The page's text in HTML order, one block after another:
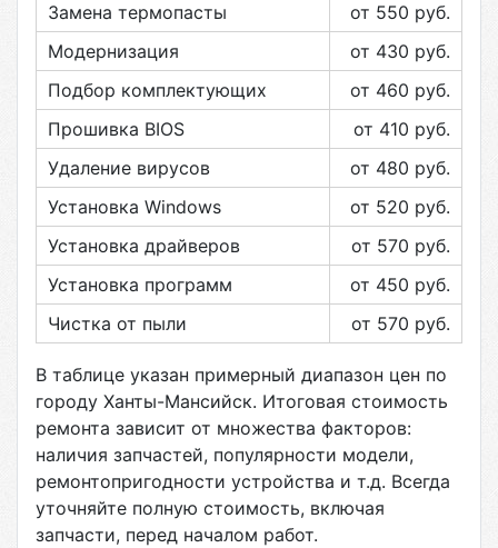
Замена термопасты
от 550 руб.
Модернизация
от 430 руб.
Подбор комплектующих
от 460 руб.
Прошивка BIOS
от 410 руб.
Удаление вирусов
от 480 руб.
Установка Windows
от 520 руб.
Установка драйверов
от 570 руб.
Установка программ
от 450 руб.
Чистка от пыли
от 570 руб.
В таблице указан примерный диапазон цен по
городу Ханты-Мансийск. Итоговая стоимость
ремонта зависит от множества факторов:
наличия запчастей, популярности модели,
ремонтопригодности устройства и т.д. Всегда
уточняйте полную стоимость, включая
запчасти, перед началом работ.